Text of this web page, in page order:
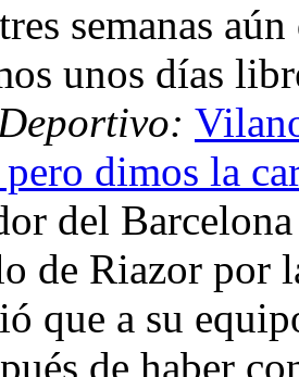
semanas
unos días
dimos la
del
de Riazor por
que a su
de haber